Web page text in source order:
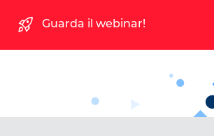
rocket_launch Guarda il webinar!